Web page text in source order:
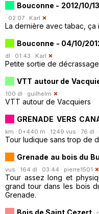
Bouconne - 2012/10/
· 02:07 · Karl
La dernière avec tabac, ça
Bouconne - 04/10/
dl · 01:43 · Karl
Petite sortie de
VTT autour de
100 dl · guilhelm
VTT autour de Vacquiers
GRENADE VERS
km · D+440 m · 1249 vus · 76 dl ·
Tour ludique sans trop de
Grenade au bois du
vus · 164 dl · 03:44 · pierre1501
Tour assez long et
grand tour dans les bois
Grenade.
Bois de Saint Cezert